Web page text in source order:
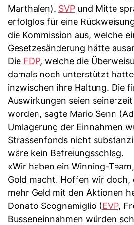
Marthalen). SVP und Mitte
erfolglos für eine
die Kommission aus, welche
Gesetzesänderung hätte
Die FDP, welche die
damals noch unterstützt
inzwischen ihre Haltung. Die
Auswirkungen seien
worden, sagte Mario Senn
Umlagerung der Einnahmen
Strassenfonds nicht
wäre kein Befreiungsschlag.
«Wir haben ein Winning-
Gold macht. Hoffen wir doch,
mehr Geld mit den Aktionen
Donato Scognamiglio (EVP,
Busseneinnahmen würden